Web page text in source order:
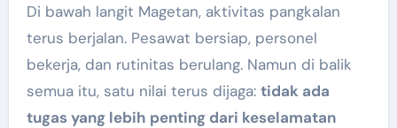
Di bawah langit Magetan, aktivitas pangkalan
terus berjalan. Pesawat bersiap, personel
bekerja, dan rutinitas berulang. Namun di balik
semua itu, satu nilai terus dijaga: tidak ada
tugas yang lebih penting dari keselamatan